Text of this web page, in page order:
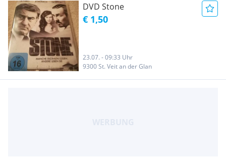
DVD Stone
€ 1,50
23.07. - 09:33 Uhr
9300 St. Veit an der Glan